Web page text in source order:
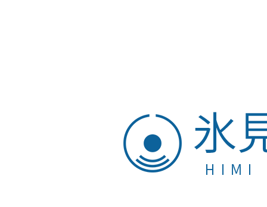
氷
見
市